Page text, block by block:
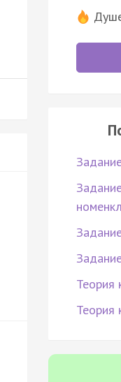
Теория
Теория